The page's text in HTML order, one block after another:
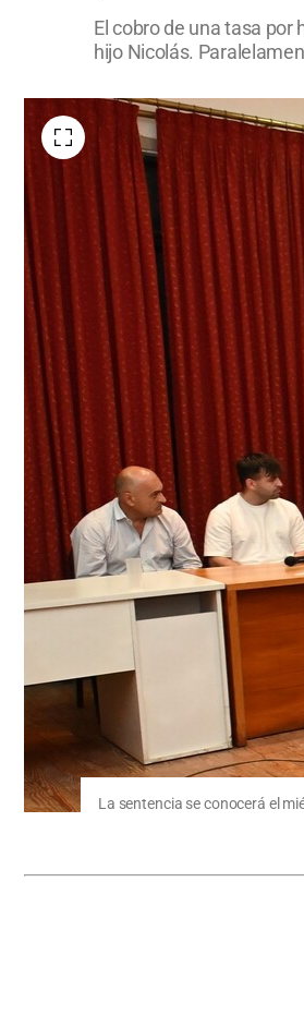
El cobro de una tasa
hijo Nicolás.
La sentencia se conocerá el